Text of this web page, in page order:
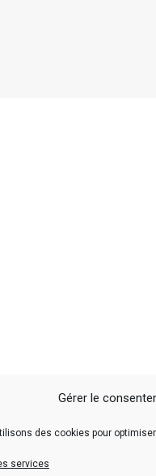
Gérer le
des cookies pour
services